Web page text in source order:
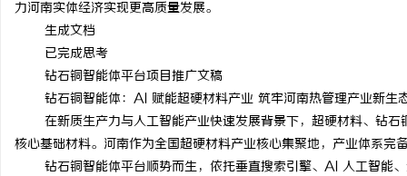
力河南实体经济实现更高质量发展。
生成文档
已完成思考
钻石铜智能体平台项目推广文稿
钻石铜智能体：AI 赋能超硬材料产业 筑牢河南热管理产业新生
在新质生产力与人工智能产业快速发展背景下，超硬材料、钻
核心基础材料。河南作为全国超硬材料产业核心集聚地，产业体系完
钻石铜智能体平台顺势而生，依托垂直搜索引擎、AI 人工智能